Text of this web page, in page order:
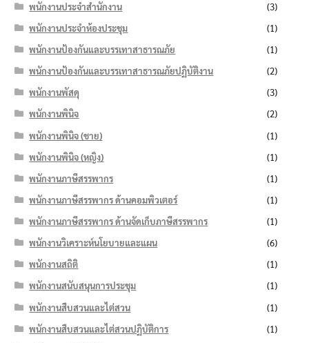
พนักงานประจำสำนักงาน
(3)
พนักงานประจำห้องประชุม
(1)
พนักงานป้องกันและบรรเทาสาธารณภัย
(1)
พนักงานป้องกันและบรรเทาสาธารณภัยปฏิบัติงาน
(2)
พนักงานพัสดุ
(3)
พนักงานพินิจ
(2)
พนักงานพินิจ (ชาย)
(1)
พนักงานพินิจ (หญิง)
(1)
พนักงานภาษีสรรพากร
(1)
พนักงานภาษีสรรพากร ด้านคอมพิวเตอร์
(1)
พนักงานภาษีสรรพากร ด้านจัดเก็บภาษีสรรพากร
(1)
พนักงานวิเคราะห์นโยบายและแผน
(6)
พนักงานสถิติ
(1)
พนักงานสนับสนุนการประชุม
(1)
พนักงานสืบสวนและไต่สวน
(1)
พนักงานสืบสวนและไต่สวนปฏิบัติการ
(1)